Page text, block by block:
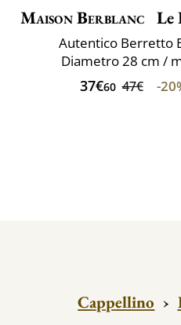
Maison Berblanc Le
Autentico Berretto
Diametro 28 cm /
37€60 47€ -
Cappellino ›